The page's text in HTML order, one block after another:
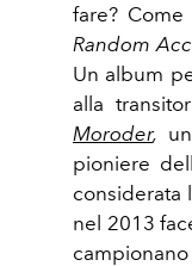
fare?
Random
Un album
alla
Moroder,
pioniere
considerata
nel 2013